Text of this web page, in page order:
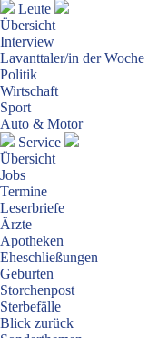
Leute
Übersicht
Interview
Lavanttaler/in der Woche
Politik
Wirtschaft
Sport
Auto & Motor
Service
Übersicht
Jobs
Termine
Leserbriefe
Ärzte
Apotheken
Eheschließungen
Geburten
Storchenpost
Sterbefälle
Blick zurück